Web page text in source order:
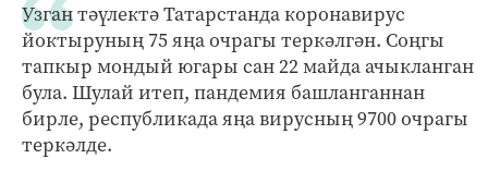
Узган тәүлектә Татарстанда коронавирус
йоктыруның 75 яңа очрагы теркәлгән. Cоңгы
тапкыр мондый югары сан 22 майда ачыкланган
була. Шулай итеп, пандемия башланганнан
бирле, республикада яңа вирусның 9700 очрагы
теркәлде.